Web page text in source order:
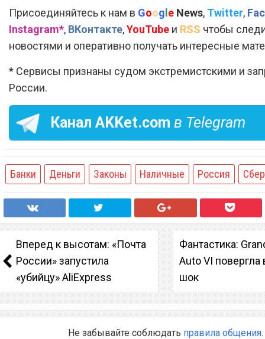
Присоединяйтесь к нам в Google News, Twitter,
Instagram*, ВКонтакте,YouTube и RSS чтобы
новостями и оперативно получать интересные
* Сервисы признаны судом экстремистскими и
России.
Канал AKKet.com в Telegram
Банки Деньги Законы Наличные Россия
Вперед к высотам: «Почта
России» запустила
«убийцу» AliExpress
Фантастика:
Auto VI повергла
шок
Не забывайте соблюдать правила общения.